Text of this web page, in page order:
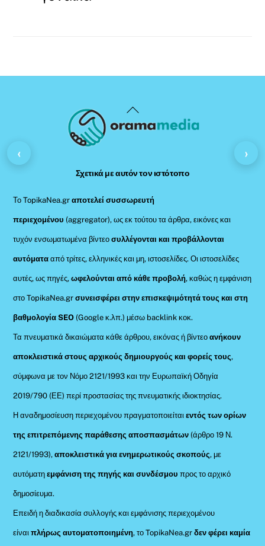
Back
To
Σχετικά με αυτόν τον ιστότοπο
Το TopikaNea.grαποτελεί συσσωρευτή
περιεχομένου (aggregator), ως εκ τούτου τα άρθρα, εικόνες και
τυχόν ενσωματωμένα βίντεοσυλλέγονται και προβάλλονται
αυτόματααπό τρίτες, ελληνικές και μη, ιστοσελίδες. Οι ιστοσελίδες
αυτές, ως πηγές,ωφελούνται από κάθε προβολή, καθώς η εμφάνιση
στο TopikaNea.gr συνεισφέρει στην επισκεψιμότητά τους και στη
βαθμολογία SEO (Google κ.λπ.) μέσω backlink κοκ.
Τα πνευματικά δικαιώματα κάθε άρθρου, εικόνας ή βίντεοανήκουν
αποκλειστικά στους αρχικούς δημιουργούς και φορείς τους,
σύμφωνα με τον Νόμο 2121/1993 και την Ευρωπαϊκή Οδηγία
2019/790 (ΕΕ) περί προστασίας της πνευματικής ιδιοκτησίας.
Η αναδημοσίευση περιεχομένου πραγματοποιείταιεντός των ορίων
της επιτρεπόμενης παράθεσης αποσπασμάτων (άρθρο 19 Ν.
2121/1993), αποκλειστικά για ενημερωτικούς σκοπούς, με
αυτόματηεμφάνιση της πηγής και συνδέσμου προς το αρχικό
δημοσίευμα.
Επειδή η διαδικασία συλλογής και εμφάνισης περιεχομένου
είναιπλήρως αυτοματοποιημένη, το TopikaNea.grδεν φέρει καμία
‹ ›